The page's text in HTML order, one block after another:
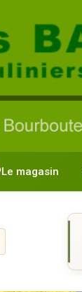
Le magasin